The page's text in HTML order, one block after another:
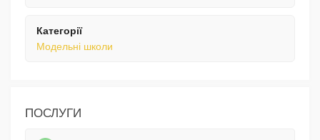
Категорії
Модельні школи
ПОСЛУГИ